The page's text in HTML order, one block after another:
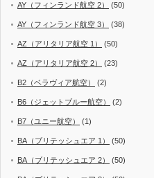
AY（フィンランド航空 2） (50)
AY（フィンランド航空 3） (38)
AZ（アリタリア航空 1） (50)
AZ（アリタリア航空 2） (23)
B2（ベラヴィア航空） (2)
B6（ジェットブルー航空） (2)
B7（ユニー航空） (1)
BA（ブリテッシュエア 1） (50)
BA（ブリテッシュエア 2） (50)